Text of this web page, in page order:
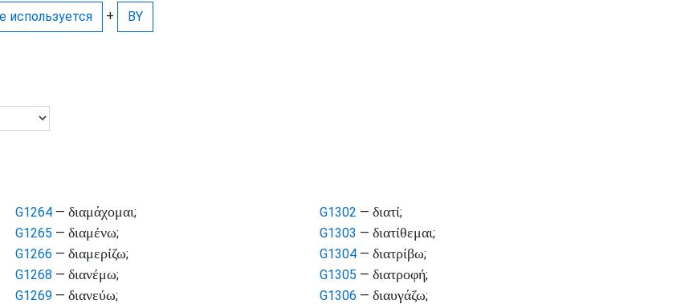
используется + BY
G1264 —διαμάχομαι;
G1265 —διαμένω;
G1266 —διαμερίζω;
G1268 —διανέμω;
G1269 —διανεύω;
G1302 — διατί;
G1303 — διατίθεμαι;
G1304— διατρίβω;
G1305 — διατροφή;
G1306 — διαυγάζω;